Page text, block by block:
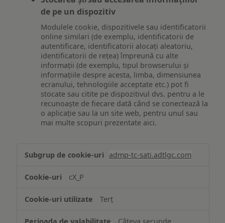
de pe un dispozitiv
Modulele cookie, dispozitivele sau identificatorii
online similari (de exemplu, identificatorii de
autentificare, identificatorii alocați aleatoriu,
identificatorii de rețea) împreună cu alte
informații (de exemplu, tipul browserului și
informațiile despre acesta, limba, dimensiunea
ecranului, tehnologiile acceptate etc.) pot fi
stocate sau citite pe dispozitivul dvs. pentru a le
recunoaște de fiecare dată când se conectează la
o aplicație sau la un site web, pentru unul sau
mai multe scopuri prezentate aici.
Stocarea
și/sau
accesarea
informațiilor
pe
admp-tc-sati.adtlgc.com
cX_P
Terț